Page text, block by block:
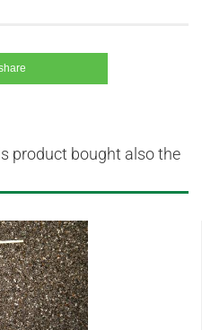
product bought also the